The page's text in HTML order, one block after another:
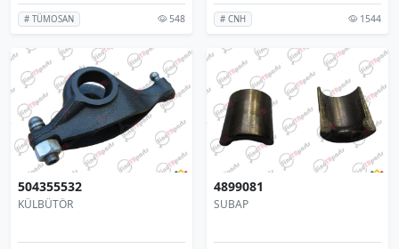
# TÜMOSAN 548 # CNH 1544
504355532
KÜLBÜTÖR
4899081
SUBAP